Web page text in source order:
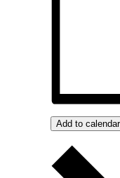
Add to calendar